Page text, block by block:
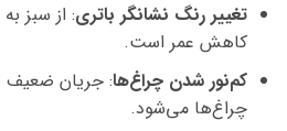
تغییر رنگ نشانگر باتری: از سبز
کاهش عمر است.
کم‌نور شدن چراغ‌ها: جریان ضعیف
چراغ‌ها می‌شود.